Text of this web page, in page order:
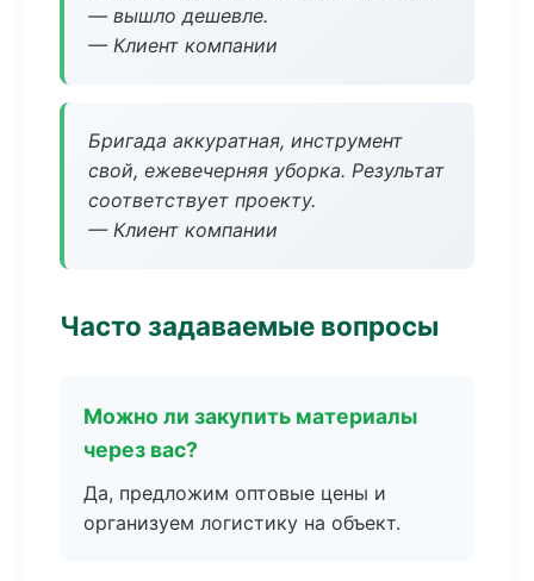
— вышло дешевле.
— Клиент компании
Бригада аккуратная, инструмент
свой, ежевечерняя уборка. Результат
соответствует проекту.
— Клиент компании
Часто задаваемые вопросы
Можно ли закупить материалы
через вас?
Да, предложим оптовые цены и
организуем логистику на объект.